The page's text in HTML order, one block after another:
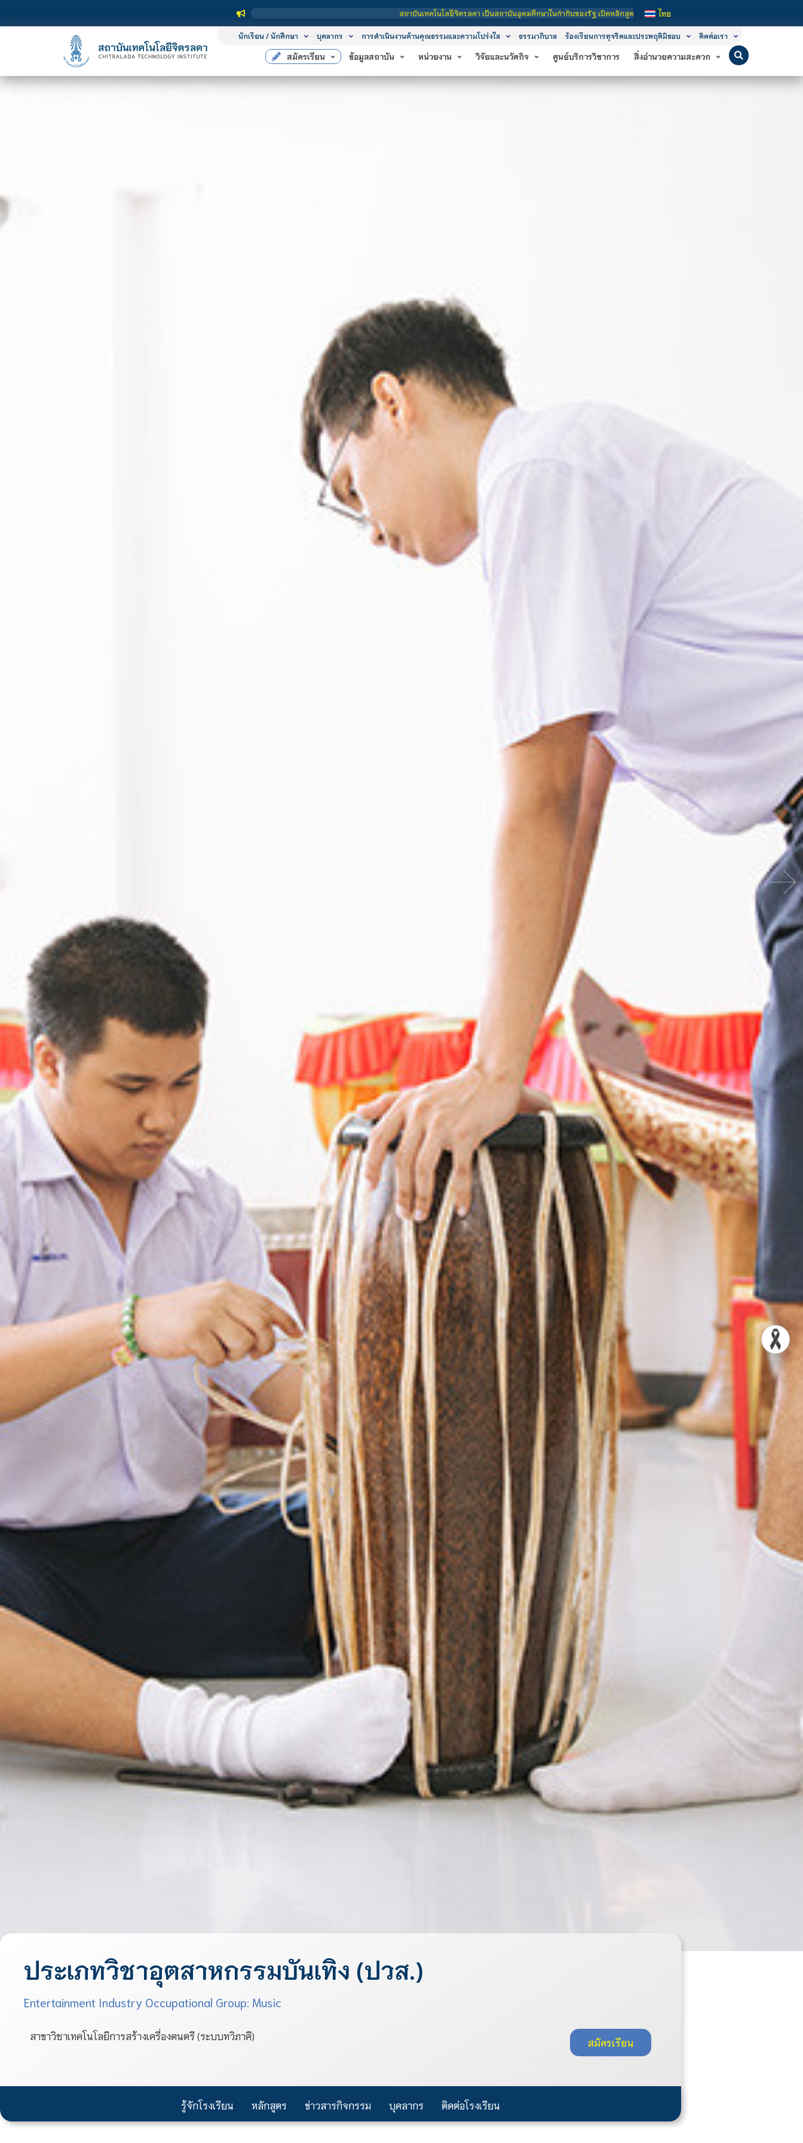
สถาบันเทคโนโลยีจิตรลดา เป็นสถาบันอุดมศึกษาในกำกับของรัฐ เปิดหลักสูตรการเรียนการสอน 3 ระดับ คือ ระดับประกาศนียบัตรวิชาชีพ (ปวช.), ระดับประกาศนียบัตรวิ
ไทย
นักเรียน / นักศึกษา บุคลากร การดำเนินงานด้านคุณธรรมและความโปร่งใส ธรรมาภิบาล ร้องเรียนการทุจริตและประพฤติมิชอบ ติดต่อเรา
สมัครเรียน ข้อมูลสถาบัน หน่วยงาน วิจัยและนวัตกิจ ศูนย์บริการวิชาการ สิ่งอำนวยความสะดวก
ประเภทวิชาอุตสาหกรรมบันเทิง (ปวส.)
Entertainment Industry Occupational Group: Music
สาขาวิชาเทคโนโลยีการสร้างเครื่องดนตรี (ระบบทวิภาคี)
สมัครเรียน
รู้จักโรงเรียน หลักสูตร ข่าวสารกิจกรรม บุคลากร ติดต่อโรงเรียน